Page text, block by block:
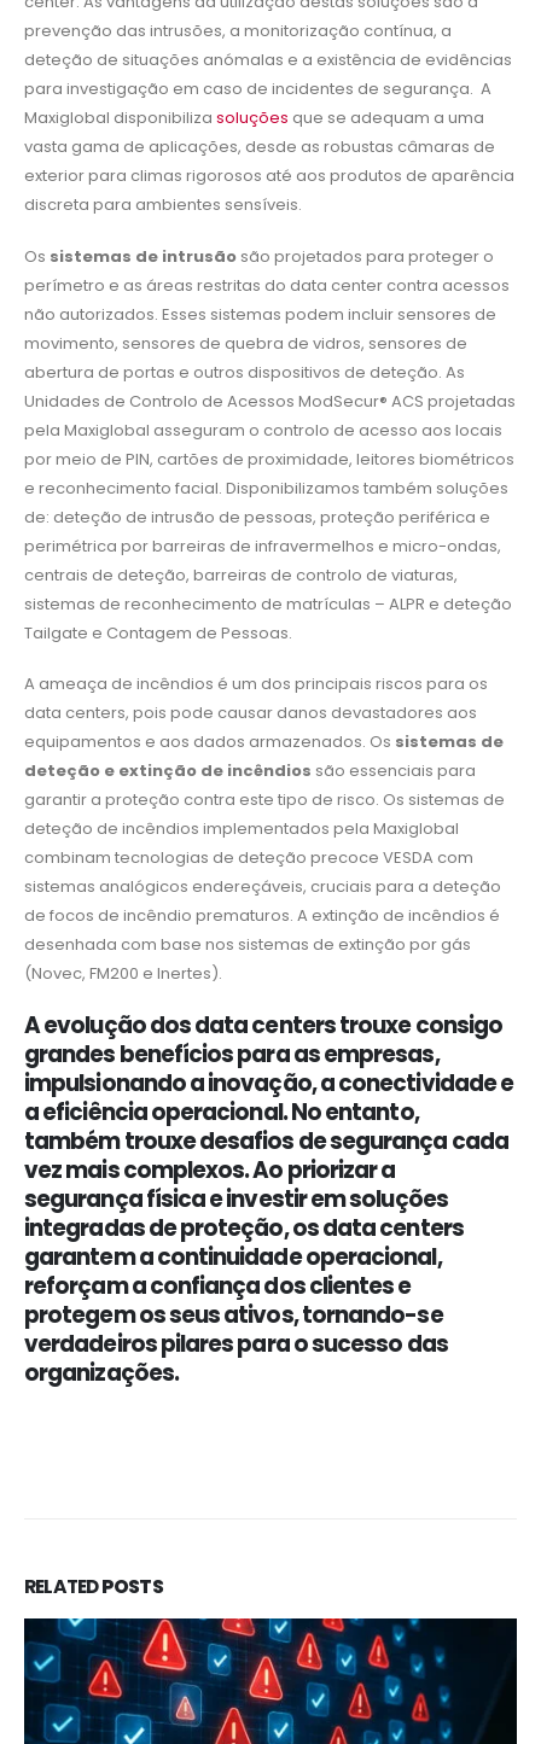
prevenção das intrusões, a monitorização contínua, a
deteção de situações anómalas e a existência de evidências
para investigação em caso de incidentes de segurança. A
Maxiglobal disponibiliza soluções que se adequam a uma
vasta gama de aplicações, desde as robustas câmaras de
exterior para climas rigorosos até aos produtos de aparência
discreta para ambientes sensíveis.
Os sistemas de intrusão são projetados para proteger o
perímetro e as áreas restritas do data center contra acessos
não autorizados. Esses sistemas podem incluir sensores de
movimento, sensores de quebra de vidros, sensores de
abertura de portas e outros dispositivos de deteção. As
Unidades de Controlo de Acessos ModSecur® ACS projetadas
pela Maxiglobal asseguram o controlo de acesso aos locais
por meio de PIN, cartões de proximidade, leitores biométricos
e reconhecimento facial. Disponibilizamos também soluções
de: deteção de intrusão de pessoas, proteção periférica e
perimétrica por barreiras de infravermelhos e micro-ondas,
centrais de deteção, barreiras de controlo de viaturas,
sistemas de reconhecimento de matrículas – ALPR e deteção
Tailgate e Contagem de Pessoas.
A ameaça de incêndios é um dos principais riscos para os
data centers, pois pode causar danos devastadores aos
equipamentos e aos dados armazenados. Os sistemas de
deteção e extinção de incêndios são essenciais para
garantir a proteção contra este tipo de risco. Os sistemas de
deteção de incêndios implementados pela Maxiglobal
combinam tecnologias de deteção precoce VESDA com
sistemas analógicos endereçáveis, cruciais para a deteção
de focos de incêndio prematuros. A extinção de incêndios é
desenhada com base nos sistemas de extinção por gás
(Novec, FM200 e Inertes).
A evolução dos data centers trouxe consigo
grandes benefícios para as empresas,
impulsionando a inovação, a conectividade e
a eficiência operacional. No entanto,
também trouxe desafios de segurança cada
vez mais complexos. Ao priorizar a
segurança física e investir em soluções
integradas de proteção, os data centers
garantem a continuidade operacional,
reforçam a confiança dos clientes e
protegem os seus ativos, tornando-se
verdadeiros pilares para o sucesso das
organizações.
RELATEDPOSTS